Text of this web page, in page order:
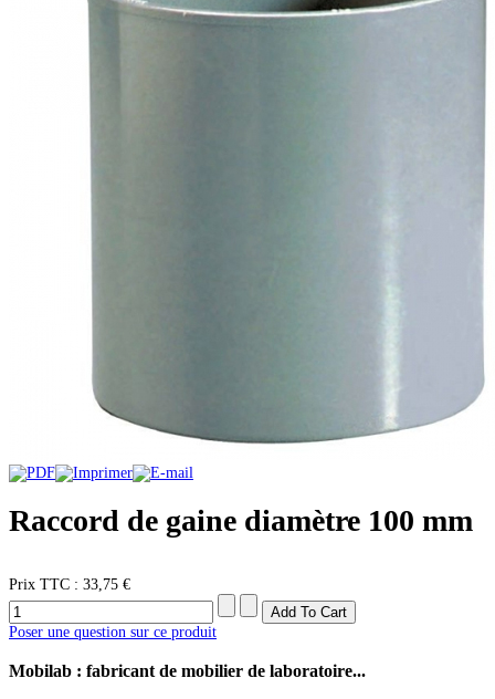
Raccord de gaine diamètre 100 mm
Prix ​​TTC : 33,75 €
Poser une question sur ce produit
Mobilab : fabricant de mobilier de laboratoire...